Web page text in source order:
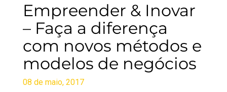
Empreender & Inovar
– Faça a diferença
com novos métodos e
modelos de negócios
08 de maio, 2017